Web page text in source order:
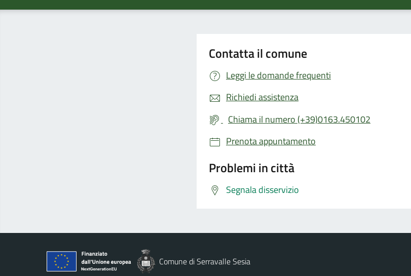
Contatta il comune
Leggi le domande frequenti
Richiedi assistenza
Chiama il numero (+39)0163.450102
Prenota appuntamento
Problemi in città
Segnala disservizio
Comune di Serravalle Sesia